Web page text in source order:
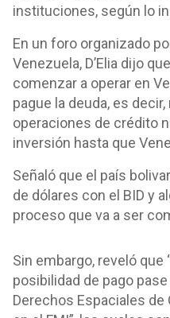
instituciones, según lo
En un foro organizado
Venezuela, D’Elia dijo
comenzar a operar en
pague la deuda, es
operaciones de crédito
inversión hasta que
Señaló que el país
de dólares con el BID y
proceso que va a ser
Sin embargo, reveló que
posibilidad de pago
Derechos Espaciales de